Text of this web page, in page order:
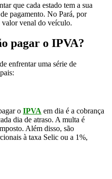
que cada estado tem a sua
pagamento. No Pará, por
venal do veículo.
pagar o IPVA?
enfrentar uma série de
o IPVA em dia é a cobrança
dia de atraso. A multa é
Além disso, são
à taxa Selic ou a 1%,